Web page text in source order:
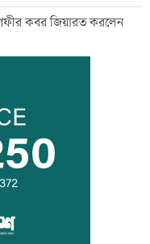
কবর জিয়ারত করলেন
দাবিতে বিক্ষোভ
বিরুদ্ধে শ্বশুরের